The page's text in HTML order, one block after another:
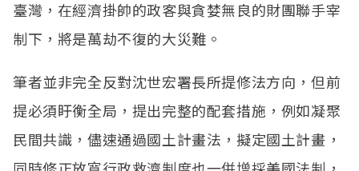
臺灣，在經濟掛帥的政客與貪婪無良的財團聯手宰
制下，將是萬劫不復的大災難。
筆者並非完全反對沈世宏署長所提修法方向，但前
提必須盱衡全局，提出完整的配套措施，例如凝聚
民間共識，儘速通過國土計畫法，擬定國土計畫，